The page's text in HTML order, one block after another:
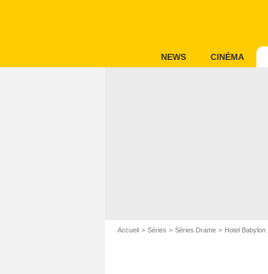
NEWS CINÉMA
Accueil Séries Séries Drame Hotel Babylon